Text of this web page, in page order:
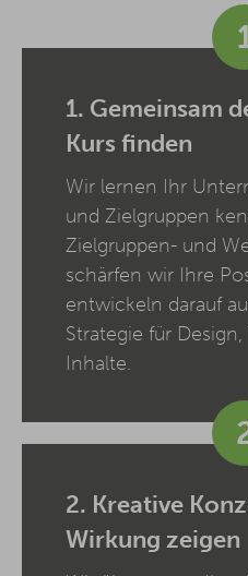
1. Gemeinsam
Kurs finden
Wir lernen Ihr
und Zielgruppen
Zielgruppen- und
schärfen wir Ihre
entwickeln darauf
Strategie für
Inhalte.
2. Kreative
Wirkung zeigen